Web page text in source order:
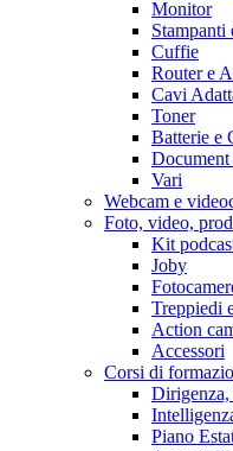
Monitor
Stampanti
Cuffie
Router e
Cavi
Toner
Batterie e
Document
Vari
Webcam e
Foto, video,
Kit
Joby
Treppiedi
Action
Accessori
Corsi di
Dirigenza,
Piano